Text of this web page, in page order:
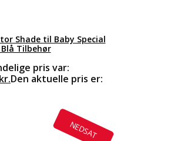
Shade til Baby Special
Blå Tilbehør
pris var:
kr.Den aktuelle pris er:
NEDSAT